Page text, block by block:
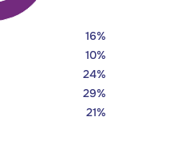
16%
10%
24%
29%
21%